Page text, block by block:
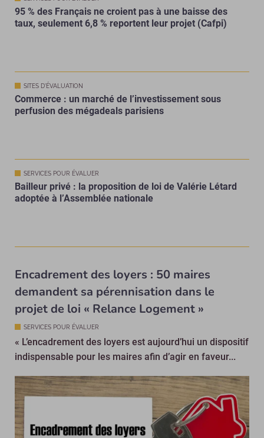
95 % des Français ne croient pas à une baisse des
taux, seulement 6,8 % reportent leur projet (Cafpi)
SITES D'ÉVALUATION
Commerce : un marché de l’investissement sous
perfusion des mégadeals parisiens
SERVICES POUR ÉVALUER
Bailleur privé : la proposition de loi de Valérie Létard
adoptée à l’Assemblée nationale
Encadrement des loyers : 50 maires
demandent sa pérennisation dans le
projet de loi « Relance Logement »
SERVICES POUR ÉVALUER
« L’encadrement des loyers est aujourd’hui un dispositif
indispensable pour les maires afin d’agir en faveur...